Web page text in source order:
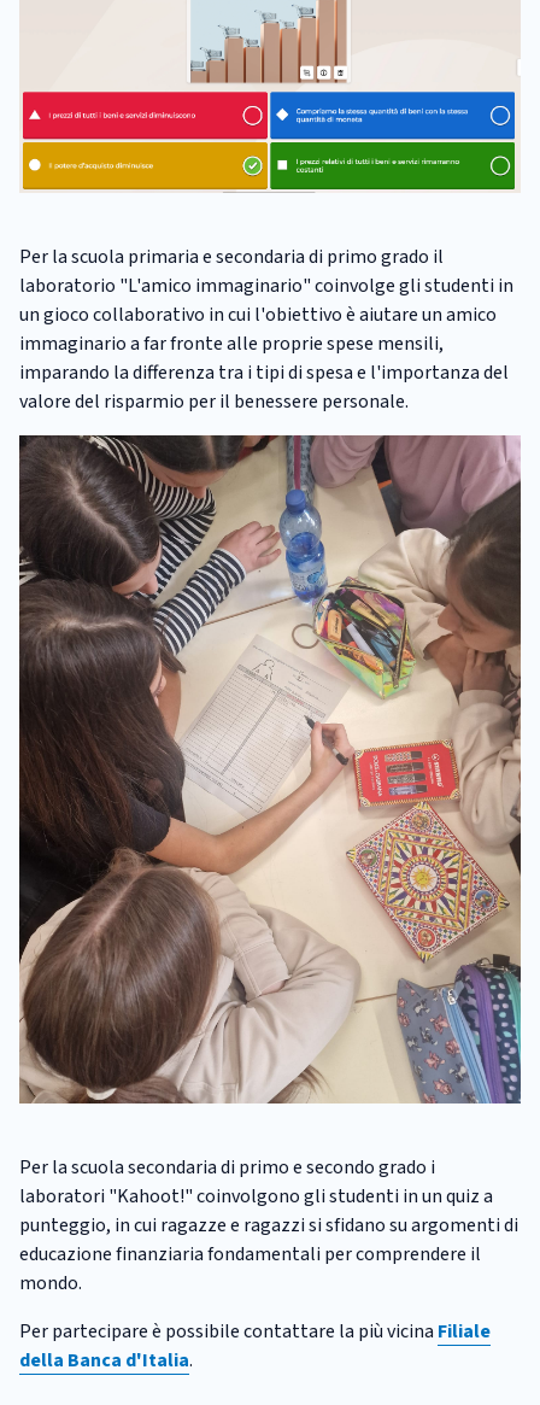
Per la scuola primaria e secondaria di primo grado il
laboratorio "L'amico immaginario" coinvolge gli studenti in
un gioco collaborativo in cui l'obiettivo è aiutare un amico
immaginario a far fronte alle proprie spese mensili,
imparando la differenza tra i tipi di spesa e l'importanza del
valore del risparmio per il benessere personale.
Per la scuola secondaria di primo e secondo grado i
laboratori "Kahoot!" coinvolgono gli studenti in un quiz a
punteggio, in cui ragazze e ragazzi si sfidano su argomenti di
educazione finanziaria fondamentali per comprendere il
mondo.
Per partecipare è possibile contattare la più vicina Filiale
della Banca d'Italia.